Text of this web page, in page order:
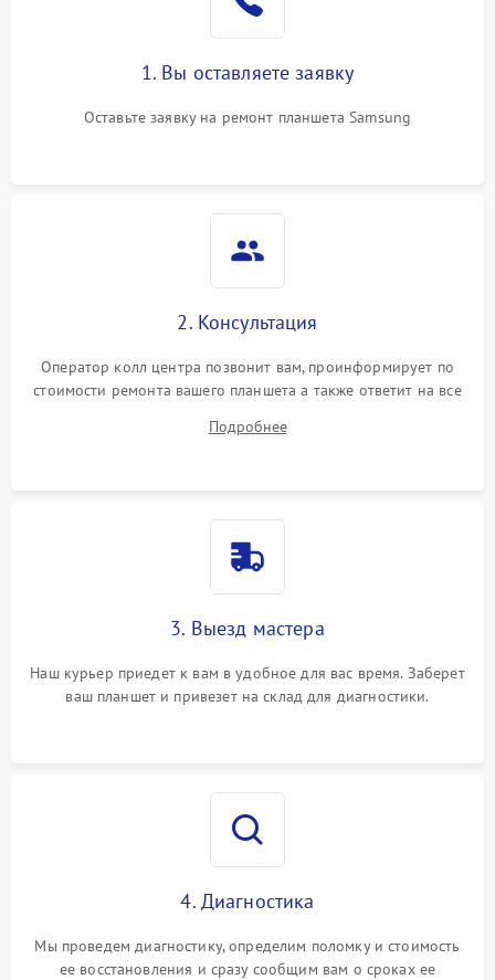
Память и данные
Режим работы
Питание и аккумулятор
1. Вы оставляете заявку
Оставьте заявку на ремонт планшета Samsung
2. Консультация
Оператор колл центра позвонит вам, проинформирует по
стоимости ремонта вашего планшета а также ответит на все
Подробнее
3. Выезд мастера
Наш курьер приедет к вам в удобное для вас время. Заберет
ваш планшет и привезет на склад для диагностики.
4. Диагностика
Мы проведем диагностику, определим поломку и стоимость
ее восстановления и сразу сообщим вам о сроках ее